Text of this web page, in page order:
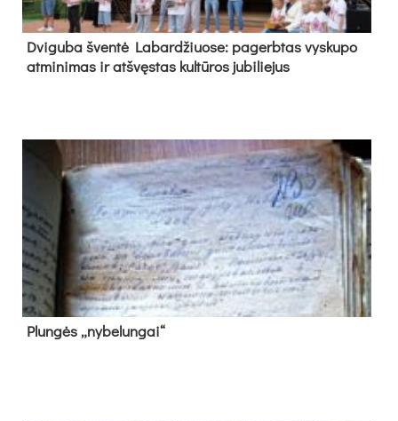
Dvi­gu­ba šven­tė La­bar­džiuo­se: pa­gerb­tas vys­ku­po
at­mi­ni­mas ir at­švęs­tas kul­tū­ros ju­bi­lie­jus
Plun­gės „ny­be­lun­gai“